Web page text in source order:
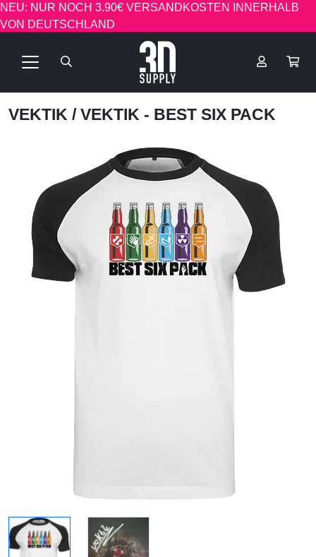
NEU: NUR NOCH 3.90€ VERSANDKOSTEN INNERHALB
VON DEUTSCHLAND
VEKTIK / VEKTIK - BEST SIX PACK